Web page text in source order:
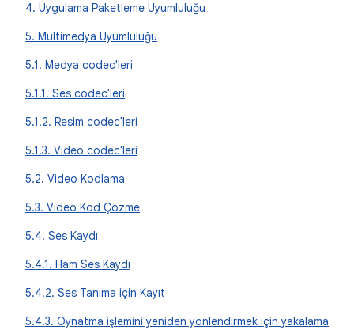
4. Uygulama Paketleme Uyumluluğu
5. Multimedya Uyumluluğu
5.1. Medya codec'leri
5.1.1. Ses codec'leri
5.1.2. Resim codec'leri
5.1.3. Video codec'leri
5.2. Video Kodlama
5.3. Video Kod Çözme
5.4. Ses Kaydı
5.4.1. Ham Ses Kaydı
5.4.2. Ses Tanıma için Kayıt
5.4.3. Oynatma işlemini yeniden yönlendirmek için yakalama